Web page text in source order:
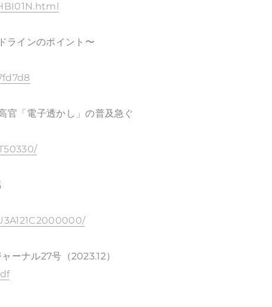
ラインのポイント〜
官「電子透かし」の普及急ぐ
ーナル27号（2023.12）